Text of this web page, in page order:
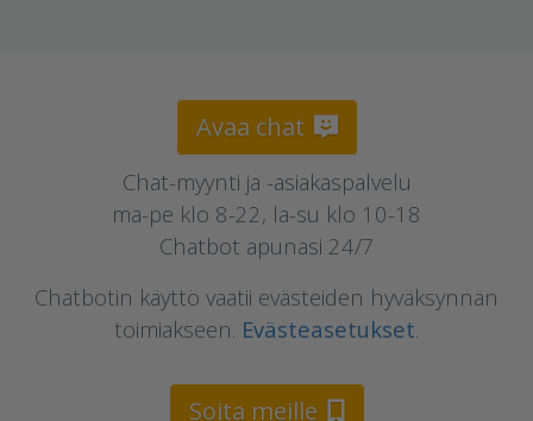
Avaa chat
Chat-myynti ja -asiakaspalvelu
ma-pe klo 8-22, la-su klo 10-18
Chatbot apunasi 24/7
Chatbotin käyttö vaatii evästeiden hyväksynnän
toimiakseen. Evästeasetukset.
Soita meille